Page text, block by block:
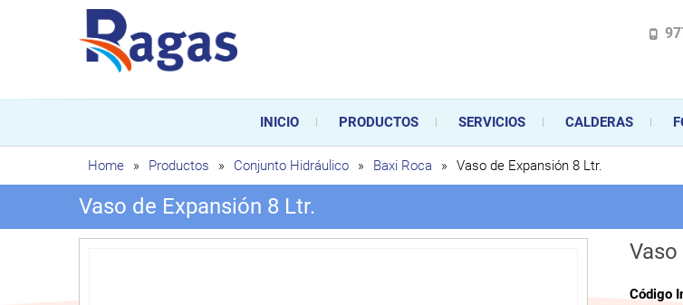
Ragas
Ragas S.L es una empresa especializada en la instalación, comercialización y
durante toda la vida útil de sus aparatos de gas, climatización o
INICIO PRODUCTOS SERVICIOS CALDERAS
Home » Productos » Conjunto Hidráulico » Baxi Roca » Vaso de Expansión 8 Ltr.
Vaso de Expansión 8 Ltr.
Código